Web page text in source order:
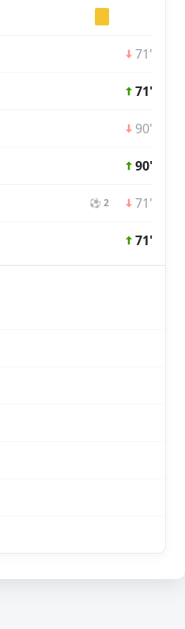
71'
71'
90'
90'
⚽ 2 71'
71'